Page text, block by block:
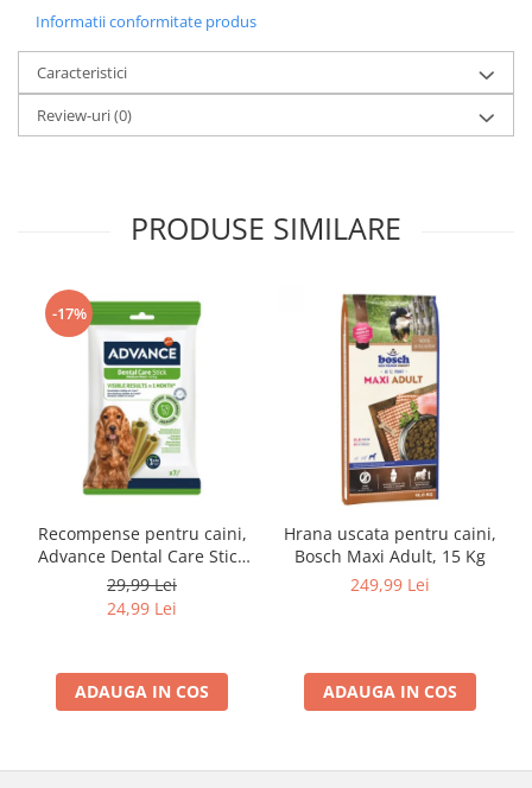
Reptile
Hrana reptile
Igiena reptile
Decoruri terarii
Incalzitoare si pompe terarii
Suplimente vitamino minerale
Accesorii diverse terarii
Iazuri
Igiena Iazuri
Conditioner apa iaz
Hrana pesti iazuri
Teste apa iaz
Filtre iaz
Incalzitor Iaz
Casti echitatie
Accesorii cai
Informatii conformitate produs
Caracteristici
Review-uri(0)
PRODUSE SIMILARE
-17%
Recompense pentru caini,
Advance Dental Care Stick
Medium/Maxi, 180g
29,99 Lei
24,99 Lei
ADAUGA IN COS
Hrana uscata pentru caini,
Bosch Maxi Adult, 15 Kg
249,99 Lei
ADAUGA IN COS